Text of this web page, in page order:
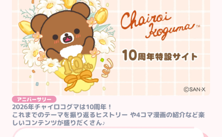
アニバーサリー
2026年チャイロコグマは10周年！
これまでのテーマを振り返るヒストリー や4コマ漫画の紹介など楽
しいコンテンツが盛りだくさん♪